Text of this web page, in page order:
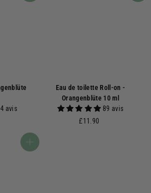
avis
Eau de toilette Roll-on -
Orangenblüte 10 ml
89 avis
£11.90